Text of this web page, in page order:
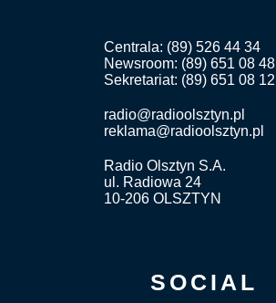
Centrala: (89) 526 44 34
Newsroom: (89) 651 08 48
Sekretariat: (89) 651 08 12
radio@radioolsztyn.pl
reklama@radioolsztyn.pl
Radio Olsztyn S.A.
ul. Radiowa 24
10-206 OLSZTYN
SOCIAL